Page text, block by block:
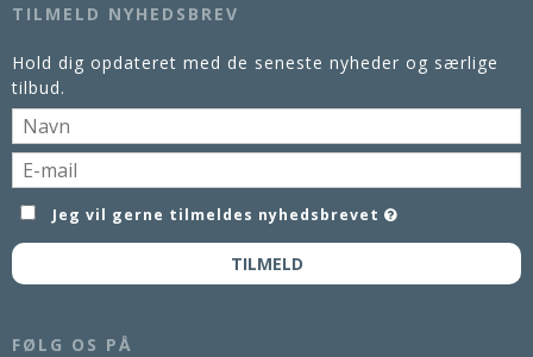
TILMELD NYHEDSBREV
Hold dig opdateret med de seneste nyheder og særlige
tilbud.
Jeg vil gerne tilmeldes nyhedsbrevet
TILMELD
FØLG OS PÅ